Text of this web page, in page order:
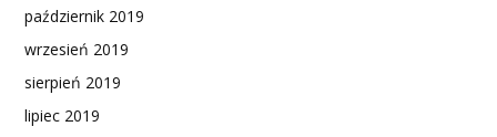
październik 2019
wrzesień 2019
sierpień 2019
lipiec 2019